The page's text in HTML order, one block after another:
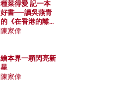
種菜得愛 記一本
好書──讀吳燕青
的《在香港的離島
種菜》
陳家偉
繪本界一顆閃亮新
星
陳家偉